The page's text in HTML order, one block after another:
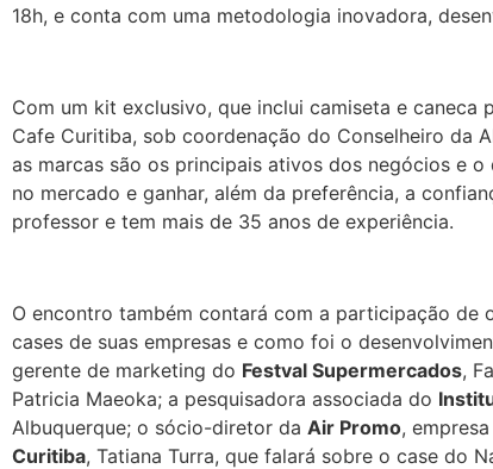
18h, e conta com uma metodologia inovadora,
Com um kit exclusivo, que inclui camiseta e caneca
Cafe Curitiba, sob coordenação do Conselheiro da
as marcas são os principais ativos dos negócios e
no mercado e ganhar, além da preferência, a
professor e tem mais de 35 anos de experiência.
O encontro também contará com a participação de
cases de suas empresas e como foi o
gerente de marketing do Festval Supermercados,
Patricia Maeoka; a pesquisadora associada do
Albuquerque; o sócio-diretor da Air Promo,
Curitiba, Tatiana Turra, que falará sobre o case do